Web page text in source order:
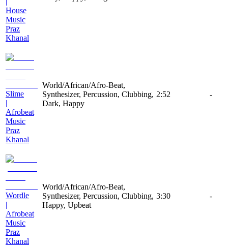
House
Music
Praz
Khanal
Slime
|
Afrobeat
Music
Praz
Khanal
World/African/Afro-Beat,
Synthesizer, Percussion, Clubbing,
Dark, Happy
2:52 -
Wordle
|
Afrobeat
Music
Praz
Khanal
World/African/Afro-Beat,
Synthesizer, Percussion, Clubbing,
Happy, Upbeat
3:30 -